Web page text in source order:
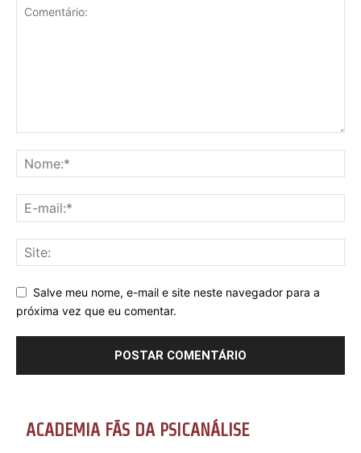
Salve meu nome, e-mail e site neste navegador para a
próxima vez que eu comentar.
ACADEMIA FÃS DA PSICANÁLISE